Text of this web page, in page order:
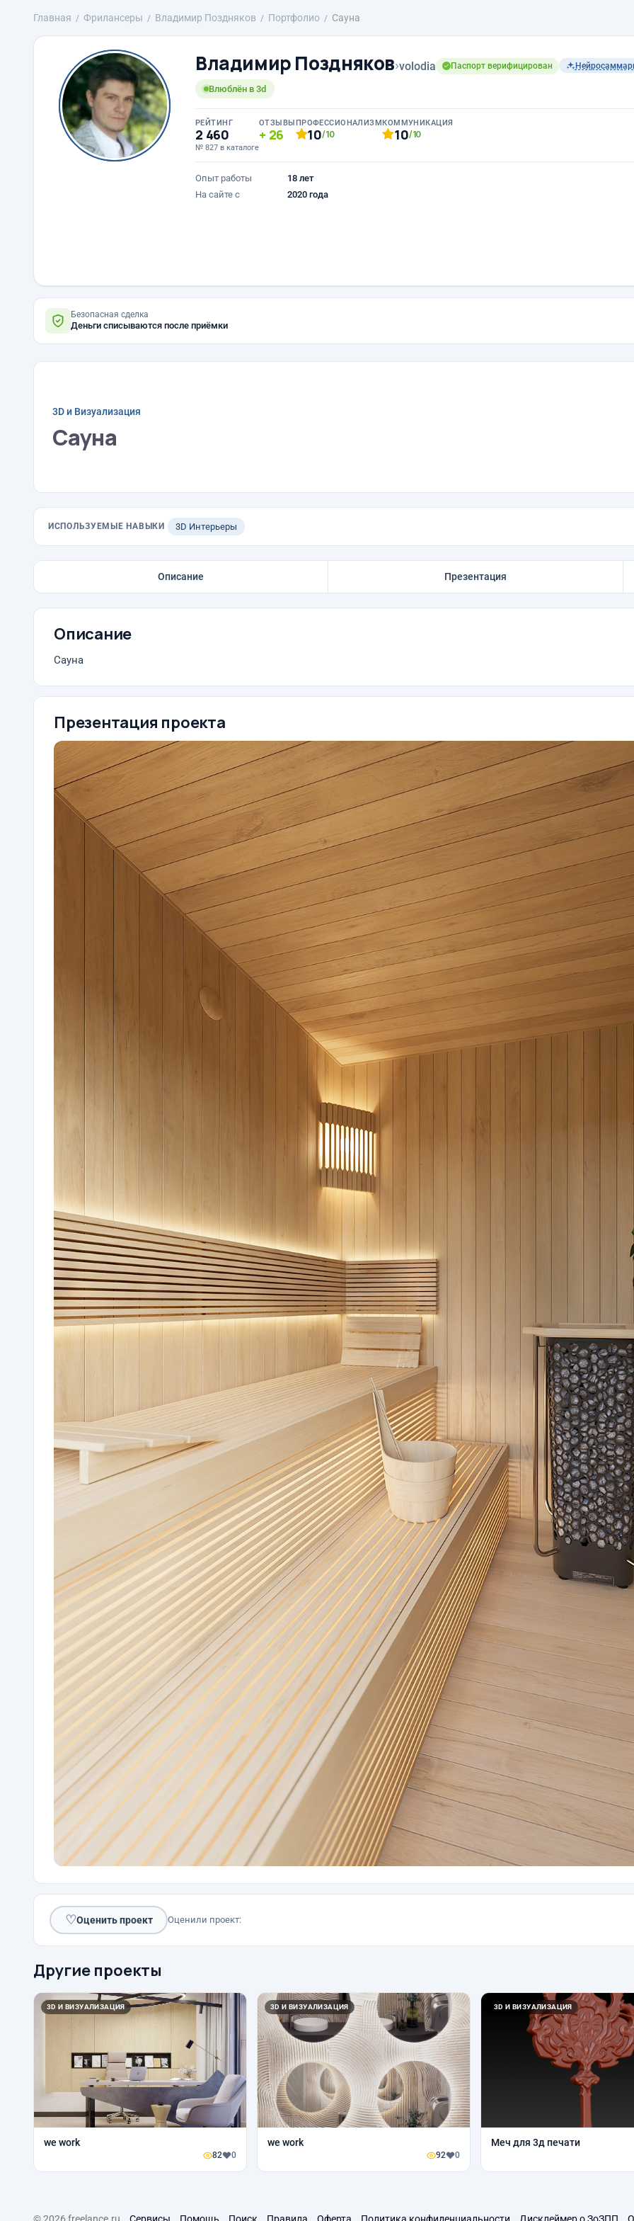
Главная Фрилансеры Владимир Поздняков Портфолио Сауна
Владимир Поздняков›volodia Паспорт верифицирован
Влюблён в 3d
РЕЙТИНГ
2 460
№ 827 в каталоге
ОТЗЫВЫ
26
ПРОФЕССИОНАЛИЗМ
10/10
КОММУНИКАЦИЯ
10/10
Опыт работы
18 лет
На сайте с
2020 года
Безопасная сделка
Деньги списываются после приёмки
3D и Визуализация
Сауна
ИСПОЛЬЗУЕМЫЕ НАВЫКИ 3D Интерьеры
Описание Презентация
Описание
Сауна
Презентация проекта
♡Оценить проект Оценили проект:
Другие проекты
3D И ВИЗУАЛИЗАЦИЯ
we work
82 0
3D И ВИЗУАЛИЗАЦИЯ
we work
92 0
3D И ВИЗУАЛИЗАЦИЯ
Меч для 3д печати